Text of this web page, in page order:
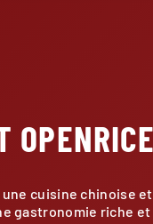
cuisine chinoise et
gastronomie riche et